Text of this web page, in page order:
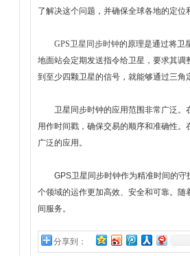
了解决这个问题，并确保全球各地的定
GPS卫星同步时钟的原理是通过将卫
地面站会定期发送指令给卫星，要求其
到至少四颗卫星的信号，就能够通过三角
卫星同步时钟的应用范围非常广泛。
用作时间戳，确保交易的顺序和准确性
广泛的应用。
GPS卫星同步时钟作为精准时间的守
个领域的运作更加高效、安全和可靠。
间服务。
分享到：